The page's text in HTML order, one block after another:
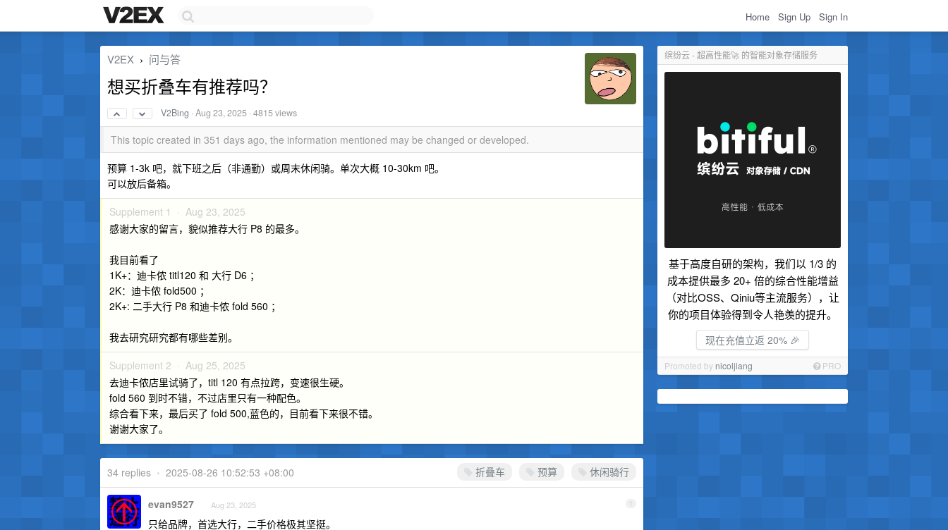
Home Sign Up Sign In
缤纷云 - 超高性能🚀 的智能对象存储服务
基于高度自研的架构，我们以 1/3 的
成本提供最多 20+ 倍的综合性能增益
（对比OSS、Qiniu等主流服务），让
你的项目体验得到令人艳羡的提升。
现在充值立返 20% 🎉
Promoted by nicoljiang PRO
V2EX › 问与答
想买折叠车有推荐吗？
V2Bing ·Aug 23, 2025 · 4815 views
This topic created in 351 days ago, the information mentioned may be changed or developed.
预算 1-3k 吧，就下班之后（非通勤）或周末休闲骑。单次大概 10-30km 吧。
可以放后备箱。
Supplement 1 · Aug 23, 2025
感谢大家的留言，貌似推荐大行 P8 的最多。
我目前看了
1K+：迪卡侬 titl120 和 大行 D6 ；
2K：迪卡侬 fold500 ；
2K+: 二手大行 P8 和迪卡侬 fold 560 ；
我去研究研究都有哪些差别。
Supplement 2 · Aug 25, 2025
去迪卡侬店里试骑了，titl 120 有点拉跨，变速很生硬。
fold 560 到时不错，不过店里只有一种配色。
综合看下来，最后买了 fold 500,蓝色的，目前看下来很不错。
谢谢大家了。
折叠车 预算 休闲骑行
34 replies • 2025-08-26 10:52:53 +08:00
1
evan9527 Aug 23, 2025
只给品牌，首选大行，二手价格极其坚挺。